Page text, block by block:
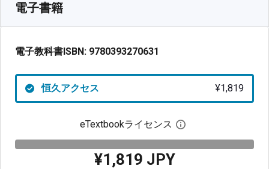
電子書籍
電子教科書ISBN: 9780393270631
恒久アクセス ¥1,819
eTextbookライセンス デジタルライセン
¥1,819 JPY